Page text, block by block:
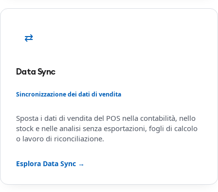
⇄
Data Sync
Sincronizzazione dei dati di vendita
Sposta i dati di vendita del POS nella contabilità, nello
stock e nelle analisi senza esportazioni, fogli di calcolo
o lavoro di riconciliazione.
Esplora Data Sync →